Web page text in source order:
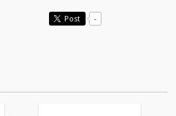
Post -